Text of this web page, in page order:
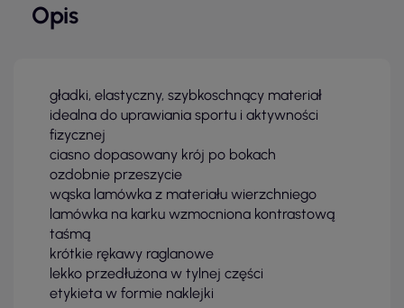
Opis
gładki, elastyczny, szybkoschnący materiał
idealna do uprawiania sportu i aktywności
fizycznej
ciasno dopasowany krój po bokach
ozdobnie przeszycie
wąska lamówka z materiału wierzchniego
lamówka na karku wzmocniona kontrastową
taśmą
krótkie rękawy raglanowe
lekko przedłużona w tylnej części
etykieta w formie naklejki